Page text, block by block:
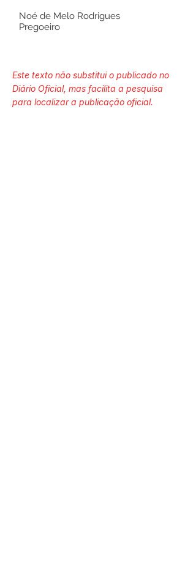
Noé de Melo Rodrigues
Pregoeiro
Este texto não substitui o publicado no
Diário Oficial, mas facilita a pesquisa
para localizar a publicação oficial.